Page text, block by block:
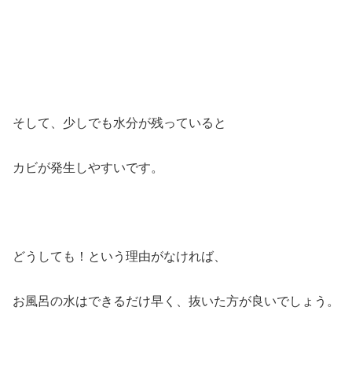
そして、少しでも水分が残っていると
カビが発生しやすいです。
どうしても！という理由がなければ、
お風呂の水はできるだけ早く、抜いた方が良いでしょう。